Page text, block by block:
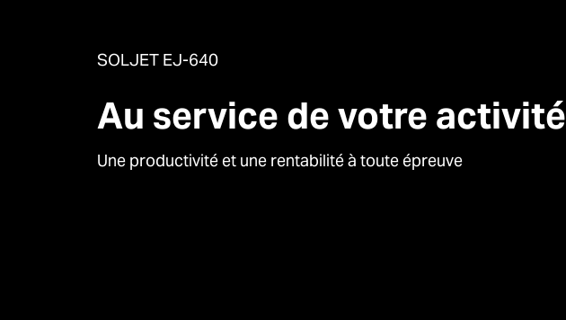
SOLJET EJ-640
Au service de votre activité
Une productivité et une rentabilité à toute épreuve